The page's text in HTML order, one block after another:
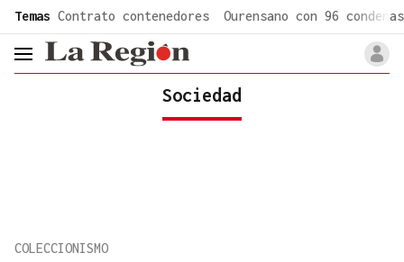
Temas Contrato contenedores Ourensano con 96 condenas
header.menu.open
Sociedad
COLECCIONISMO